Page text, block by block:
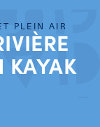
PLEIN AIR
KAYAK